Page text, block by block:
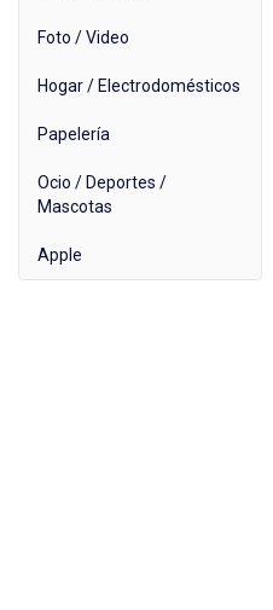
Foto / Video
Hogar / Electrodomésticos
Papelería
Ocio / Deportes /
Mascotas
Apple